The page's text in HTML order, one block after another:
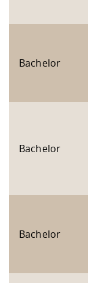
Bachelor
Bachelor
Bachelor